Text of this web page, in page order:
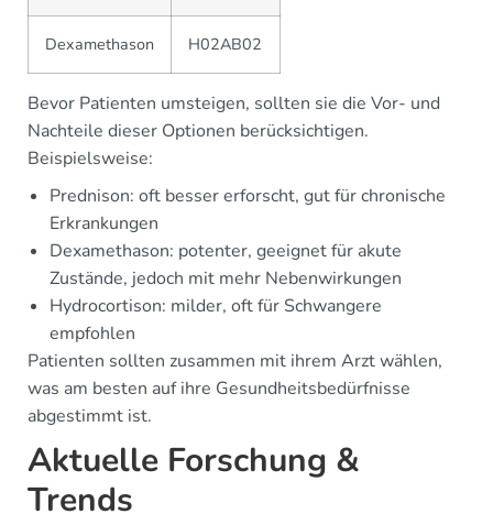
Dexamethason H02AB02
Bevor Patienten umsteigen, sollten sie die Vor- und
Nachteile dieser Optionen berücksichtigen.
Beispielsweise:
Prednison: oft besser erforscht, gut für chronische
Erkrankungen
Dexamethason: potenter, geeignet für akute
Zustände, jedoch mit mehr Nebenwirkungen
Hydrocortison: milder, oft für Schwangere
empfohlen
Patienten sollten zusammen mit ihrem Arzt wählen,
was am besten auf ihre Gesundheitsbedürfnisse
abgestimmt ist.
Aktuelle Forschung &
Trends